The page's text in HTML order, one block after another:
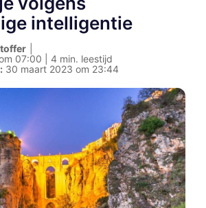
intelligentie
07:00 | 4 min. leestijd
30 maart 2023 om 23:44